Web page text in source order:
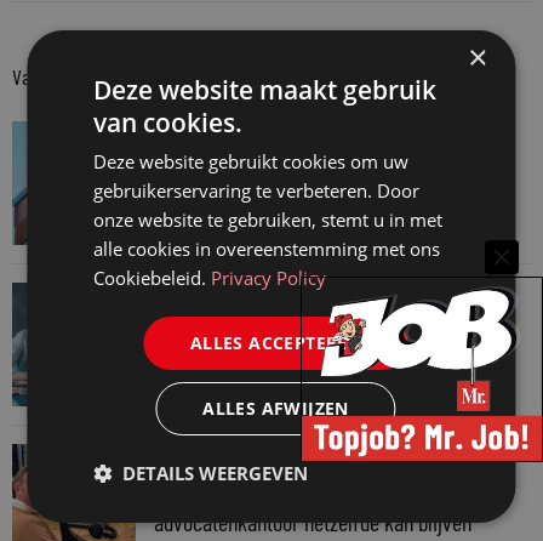
Van onze kennispartners
VAN ONZE KENNISPARTNERS
Van praktijk naar bewijs: hoe onderbouw je
keuzes tijdens een Wwft-audit?
7 augustus 2026
VAN ONZE KENNISPARTNERS
Werkdruk zegt meer dan urennormen
7 augustus 2026
VAN ONZE KENNISPARTNERS
Martin Woodward: waarom geen enkel
advocatenkantoor hetzelfde kan blijven
×
Deze website maakt gebruik
van cookies.
Deze website gebruikt cookies om uw
gebruikerservaring te verbeteren. Door
onze website te gebruiken, stemt u in met
alle cookies in overeenstemming met ons
Cookiebeleid. Privacy Policy
ALLES ACCEPTEREN
ALLES AFWIJZEN
DETAILS WEERGEVEN